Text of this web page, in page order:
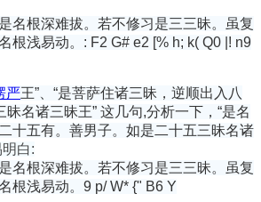
名根深难拔。若不修习是三三昧。虽复
根浅易动。 : F2 G# e2 [% h; k( Q0 |! n9
严王”、“是菩萨住诸三昧，逆顺出入八
昧名诸三昧王” 这几句,分析一下，“是名
十五有。善男子。如是二十五三昧名诸
白:
名根深难拔。若不修习是三三昧。虽复
根浅易动。 9 p/ W* {" B6 Y